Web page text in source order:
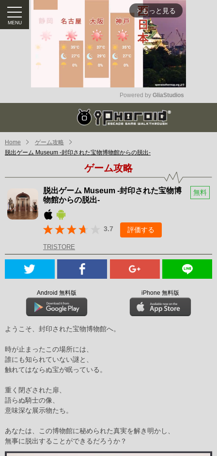
arrow_forward_ios もっと見る
Mute
Powered by GliaStudios
Home
ゲーム攻略
脱出ゲーム Museum -封印された宝物博物館からの脱出-
ゲーム攻略
脱出ゲーム Museum -封印された宝物博
物館からの脱出-
無料
3.7 評価する
TRISTORE
Android 無料版 iPhone 無料版
ようこそ、封印された宝物博物館へ。
時が止まったこの場所には、
誰にも知られていない謎と、
触れてはならぬ宝が眠っている。
重く閉ざされた扉、
語らぬ騎士の像、
意味深な展示物たち。
あなたは、この博物館に秘められた真実を解き明かし、
無事に脱出することができるだろうか？